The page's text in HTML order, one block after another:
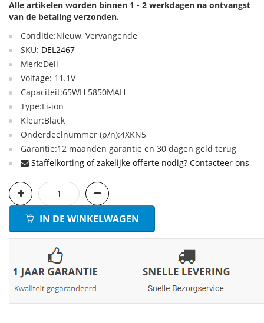
Alle artikelen worden binnen 1 - 2 werkdagen na ontvangst
van de betaling verzonden.
Conditie:Nieuw, Vervangende
SKU: DEL2467
Merk:Dell
Voltage: 11.1V
Capaciteit:65WH 5850MAH
Type:Li-ion
Kleur:Black
Onderdeelnummer (p/n):4XKN5
Garantie:12 maanden garantie en 30 dagen geld terug
Staffelkorting of zakelijke offerte nodig? Contacteer ons
IN DE WINKELWAGEN